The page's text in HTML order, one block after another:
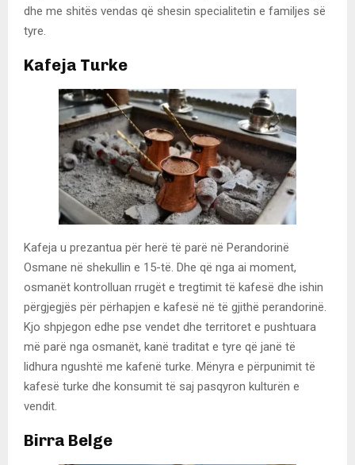
dhe me shitës vendas që shesin specialitetin e familjes së
tyre.
Kafeja Turke
Kafeja u prezantua për herë të parë në Perandorinë
Osmane në shekullin e 15-të. Dhe që nga ai moment,
osmanët kontrolluan rrugët e tregtimit të kafesë dhe ishin
përgjegjës për përhapjen e kafesë në të gjithë perandorinë.
Kjo shpjegon edhe pse vendet dhe territoret e pushtuara
më parë nga osmanët, kanë traditat e tyre që janë të
lidhura ngushtë me kafenë turke. Mënyra e përpunimit të
kafesë turke dhe konsumit të saj pasqyron kulturën e
vendit.
Birra Belge